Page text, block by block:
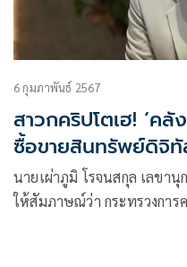
6 กุมภาพันธ์ 2567
สาวกคริปโตเฮ! ‘คลั
ซื้อขายสินทรัพย์ดิจิ
นายเผ่าภูมิ โรจนสกุล เลขานุ
ให้สัมภาษณ์ว่า กระทรวงการ